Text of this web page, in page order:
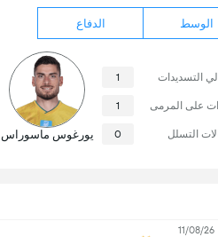
11/08/26
الوسط الدفاع
التسديدات 1
على المرمى 1
التسلل 0 يورغوس ماسوراس